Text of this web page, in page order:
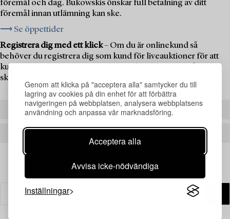
Genom att klicka på "acceptera alla" samtycker du till
lagring av cookies på din enhet för att förbättra
navigeringen på webbplatsen, analysera webbplatsens
användning och anpassa vår marknadsföring.
Acceptera alla
Avvisa icke-nödvändiga
Inställningar
föremål och dag. Bukowskis önskar full betalning av ditt
föremål innan utlämning kan ske.
⟶ Se öppettider
Registrera dig med ett klick– Om du är onlinekund så
behöver du registrera dig som kund för liveauktioner för att
kunna delta i auktionen. Om du är ny kund hos oss måste du
skapa ett kundkonto först.
REGISTRERA DIG